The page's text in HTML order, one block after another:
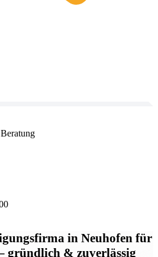
in Neuhofen für
gründlich & zuverlässig